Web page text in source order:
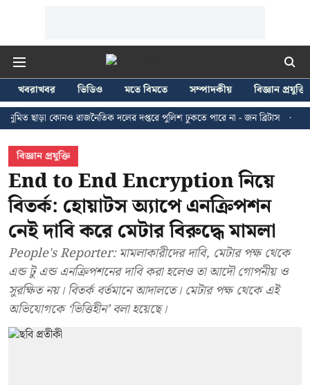
খবরাখবর ভিডিও মতে বিমতে সম্পাদকীয়
বিজ্ঞান প্রযুক্তি
কোনও রাজনৈতিক দলের দপ্তরে পুলিশ ঢুকতে পারে না - জন ব্রিটাস
কলকাতায়
বিজ্ঞান প্রযুক্তি
End to End Encryption নিয়ে
বিতর্ক: হোয়াটস অ্যাপে এনক্রিপশন
নেই দাবি করে মেটার বিরুদ্ধে মামলা
People's Reporter: মামলাকারীদের দাবি, মেটার পক্ষ থেকে
এন্ড টু এন্ড এনক্রিপশনের দাবি করা হলেও তা আদৌ গোপনীয় ও
সুরক্ষিত নয়। বিতর্ক বর্তমানে আদালতে। মেটার পক্ষ থেকে এই
অভিযোগকে ‘ভিত্তিহীন’ বলা হয়েছে।